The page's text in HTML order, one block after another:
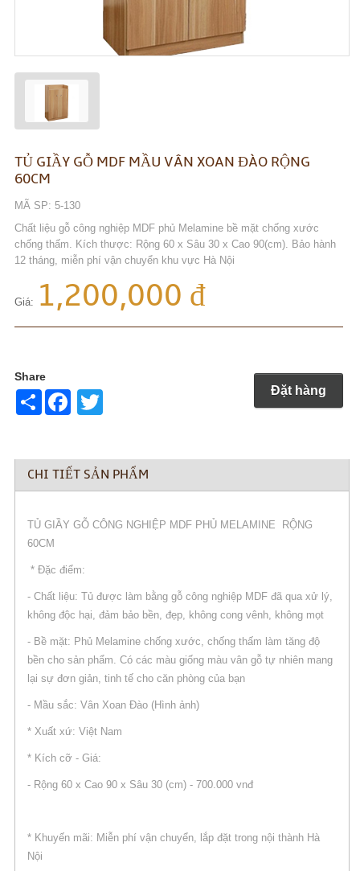
TỦ GIẦY GỖ MDF MẦU VÂN XOAN ĐÀO RỘNG
60CM
MÃ SP: 5-130
Chất liệu gỗ công nghiệp MDF phủ Melamine bề mặt chống xước
chống thấm. Kích thược: Rộng 60 x Sâu 30 x Cao 90(cm). Bảo hành
12 tháng, miễn phí vận chuyển khu vực Hà Nội
Giá: 1,200,000 đ
Share
Share Twitter Đặt hàng
CHI TIẾT SẢN PHẨM
TỦ GIẦY GỖ CÔNG NGHIỆP MDF PHỦ MELAMINE RỘNG
60CM
* Đặc điểm:
- Chất liệu: Tủ được làm bằng gỗ công nghiệp MDF đã qua xử lý,
không độc hại, đảm bảo bền, đẹp, không cong vênh, không mọt
- Bề mặt: Phủ Melamine chống xước, chống thấm làm tăng độ
bền cho sản phẩm. Có các màu giống màu vân gỗ tự nhiên mang
lại sự đơn giản, tinh tế cho căn phòng của bạn
- Mầu sắc: Vân Xoan Đào (Hình ảnh)
* Xuất xứ: Việt Nam
* Kích cỡ - Giá:
- Rộng 60 x Cao 90 x Sâu 30 (cm) - 700.000 vnđ
* Khuyến mãi: Miễn phí vận chuyển, lắp đặt trong nội thành Hà
Nội